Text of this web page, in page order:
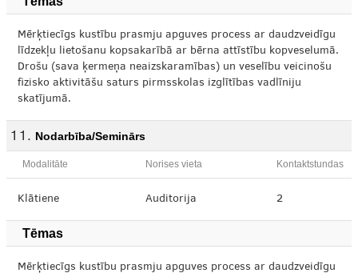
Mērķtiecīgs kustību prasmju apguves process ar daudzveidīgu
līdzekļu lietošanu kopsakarībā ar bērna attīstību kopveselumā.
Drošu (sava ķermeņa neaizskaramības) un veselību veicinošu
fizisko aktivitāšu saturs pirmsskolas izglītības vadlīniju
skatījumā.
Nodarbība/Seminārs
Modalitāte Norises vieta Kontaktstundas
Klātiene Auditorija 2
Tēmas
Mērķtiecīgs kustību prasmju apguves process ar daudzveidīgu